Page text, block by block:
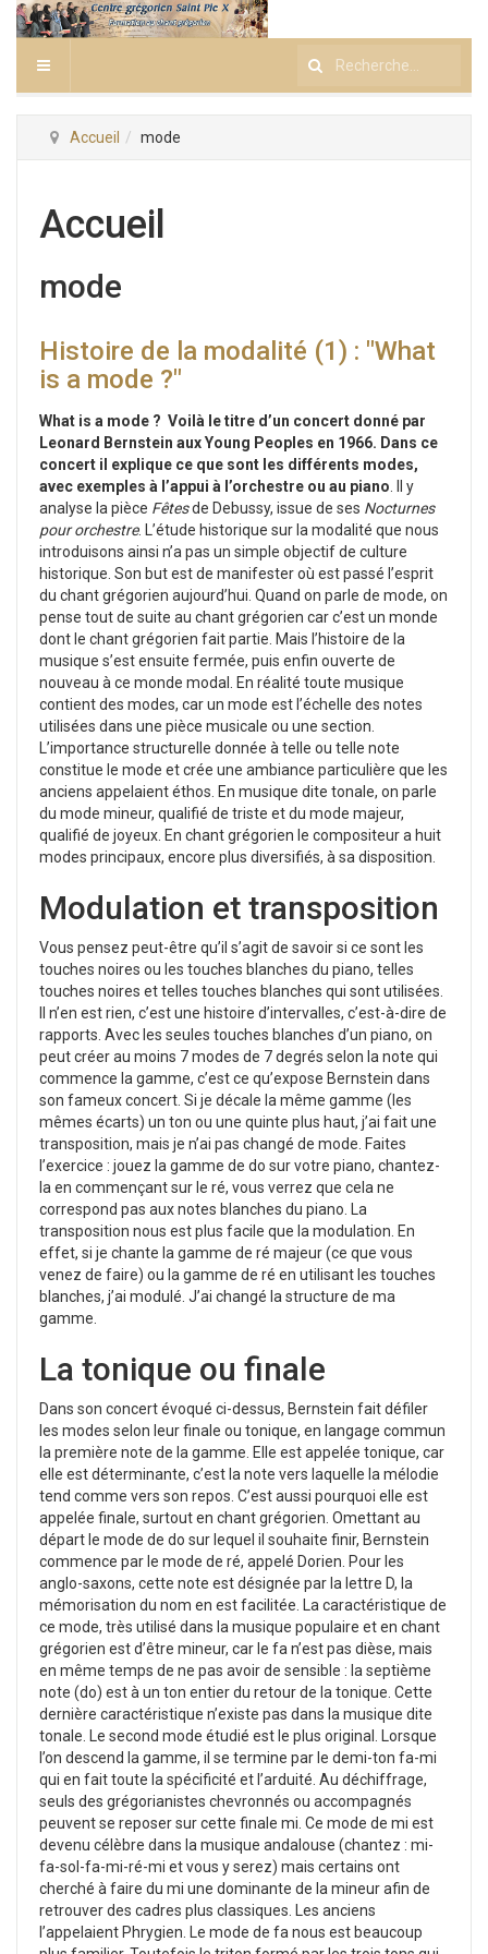
Rechercher
Accueil mode
Accueil
mode
Histoire de la modalité (1) : "What
is a mode ?"
What is a mode ? Voilà le titre d’un concert donné par
Leonard Bernstein aux Young Peoples en 1966. Dans ce
concert il explique ce que sont les différents modes,
avec exemples à l’appui à l’orchestre ou au piano . Il y
analyse la pièce Fêtesde Debussy, issue de ses Nocturnes
pour orchestre.
L’étude historique sur la modalité que nous
introduisons ainsi n’a pas un simple objectif de culture
historique. Son but est de manifester où est passé l’esprit
du chant grégorien aujourd’hui. Quand on parle de mode, on
pense tout de suite au chant grégorien car c’est un monde
dont le chant grégorien fait partie. Mais l’histoire de la
musique s’est ensuite fermée, puis enfin ouverte de
nouveau à ce monde modal.
En réalité toute musique
contient des modes, car un mode est l’échelle des notes
utilisées dans une pièce musicale ou une section.
L’importance structurelle donnée à telle ou telle note
constitue le mode et crée une ambiance particulière que les
anciens appelaient éthos. En musique dite tonale, on parle
du mode mineur, qualifié de triste et du mode majeur,
qualifié de joyeux. En chant grégorien le compositeur a huit
modes principaux, encore plus diversifiés, à sa disposition.
Modulation et transposition
Vous pensez peut-être qu’il s’agit de savoir si ce sont les
touches noires ou les touches blanches du piano, telles
touches noires et telles touches blanches qui sont utilisées.
Il n’en est rien, c’est une histoire d’intervalles, c’est-à-dire de
rapports. Avec les seules touches blanches d’un piano, on
peut créer au moins 7 modes de 7 degrés selon la note qui
commence la gamme, c’est ce qu’expose Bernstein dans
son fameux concert. Si je décale la même gamme (les
mêmes écarts) un ton ou une quinte plus haut, j’ai fait une
transposition, mais je n’ai pas changé de mode. Faites
l’exercice : jouez la gamme de do sur votre piano, chantez-
la en commençant sur le ré, vous verrez que cela ne
correspond pas aux notes blanches du piano. La
transposition nous est plus facile que la modulation. En
effet, si je chante la gamme de ré majeur (ce que vous
venez de faire) ou la gamme de ré en utilisant les touches
blanches, j’ai modulé. J’ai changé la structure de ma
gamme.
La tonique ou finale
Dans son concert évoqué ci-dessus, Bernstein fait défiler
les modes selon leur finale ou tonique, en langage commun
la première note de la gamme. Elle est appelée tonique, car
elle est déterminante, c’est la note vers laquelle la mélodie
tend comme vers son repos. C’est aussi pourquoi elle est
appelée finale, surtout en chant grégorien. Omettant au
départ le mode de do sur lequel il souhaite finir, Bernstein
commence par le mode de ré, appelé Dorien. Pour les
anglo-saxons, cette note est désignée par la lettre D, la
mémorisation du nom en est facilitée. La caractéristique de
ce mode, très utilisé dans la musique populaire et en chant
grégorien est d’être mineur, car le fa n’est pas dièse, mais
en même temps de ne pas avoir de sensible : la septième
note (do) est à un ton entier du retour de la tonique. Cette
dernière caractéristique n’existe pas dans la musique dite
tonale.
Le second mode étudié est le plus original. Lorsque
l’on descend la gamme, il se termine par le demi-ton fa-mi
qui en fait toute la spécificité et l’arduité. Au déchiffrage,
seuls des grégorianistes chevronnés ou accompagnés
peuvent se reposer sur cette finale mi. Ce mode de mi est
devenu célèbre dans la musique andalouse (chantez : mi-
fa-sol-fa-mi-ré-mi et vous y serez) mais certains ont
cherché à faire du mi une dominante de la mineur afin de
retrouver des cadres plus classiques. Les anciens
l’appelaient Phrygien.
Le mode de fa nous est beaucoup